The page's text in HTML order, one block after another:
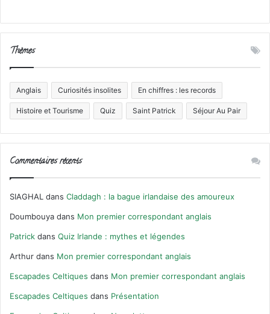
Thèmes
Anglais Curiosités insolites En chiffres : les records
Histoire et Tourisme Quiz Saint Patrick Séjour Au Pair
Commentaires récents
SIAGHAL dans Claddagh : la bague irlandaise des amoureux
Doumbouya dans Mon premier correspondant anglais
Patrick dans Quiz Irlande : mythes et légendes
Arthur dans Mon premier correspondant anglais
Escapades Celtiques dans Mon premier correspondant anglais
Escapades Celtiques dans Présentation